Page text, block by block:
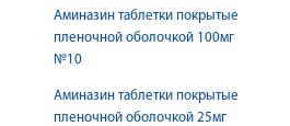
Аминазин таблетки покрытые
пленочной оболочкой 100мг
№10
Аминазин таблетки покрытые
пленочной оболочкой 25мг